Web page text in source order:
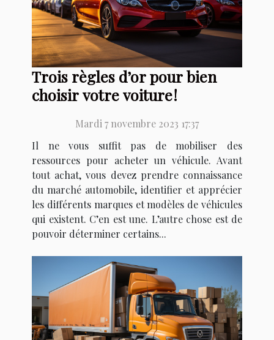
Trois règles d’or pour bien
choisir votre voiture !
Mardi 7 novembre 2023 17:37
Il ne vous suffit pas de mobiliser des
ressources pour acheter un véhicule. Avant
tout achat, vous devez prendre connaissance
du marché automobile, identifier et apprécier
les différents marques et modèles de véhicules
qui existent. C’en est une. L’autre chose est de
pouvoir déterminer certains...